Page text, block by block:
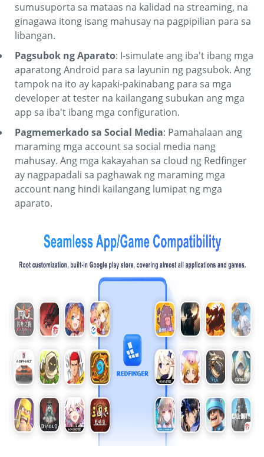
sumusuporta sa mataas na kalidad na streaming, na
ginagawa itong isang mahusay na pagpipilian para sa
libangan.
Pagsubok ng Aparato: I-simulate ang iba't ibang mga
aparatong Android para sa layunin ng pagsubok. Ang
tampok na ito ay kapaki-pakinabang para sa mga
developer at tester na kailangang subukan ang mga
app sa iba't ibang mga configuration.
Pagmemerkado sa Social Media: Pamahalaan ang
maraming mga account sa social media nang
mahusay. Ang mga kakayahan sa cloud ng Redfinger
ay nagpapadali sa paghawak ng maraming mga
account nang hindi kailangang lumipat ng mga
aparato.